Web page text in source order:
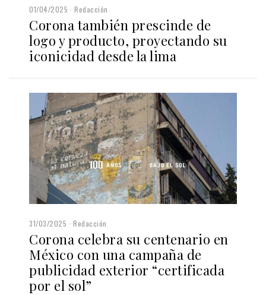
01/04/2025 Redacción
Corona también prescinde de
logo y producto, proyectando su
iconicidad desde la lima
31/03/2025 Redacción
Corona celebra su centenario en
México con una campaña de
publicidad exterior “certificada
por el sol”